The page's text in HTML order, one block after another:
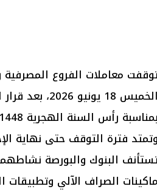
معاملات الفروع المصرفية
الخميس 18
وتمتد فترة التوقف حتى نهاية
ماكينات الصراف الآلي وتطبيقات